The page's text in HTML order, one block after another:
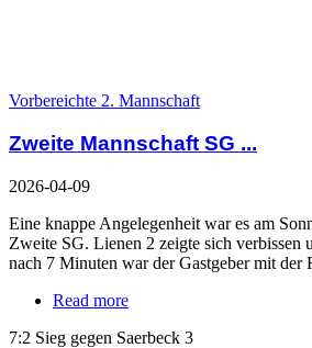
Vorbereichte 2. Mannschaft
Zweite Mannschaft SG ...
2026-04-09
Eine knappe Angelegenheit war es am
Zweite SG. Lienen 2 zeigte sich verbissen
nach 7 Minuten war der Gastgeber mit der
Read more
7:2 Sieg gegen Saerbeck 3